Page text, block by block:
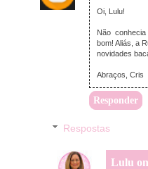
Oi, Lulu!
Não
bom! Aliás, a
novidades
Abraços, Cris
Responder
Respostas
Lulu